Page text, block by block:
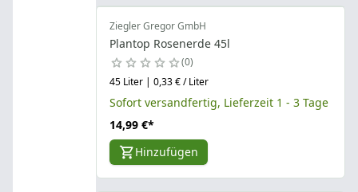
Ziegler Gregor GmbH
Plantop Rosenerde 45l
0
45 Liter | 0,33 € / Liter
Sofort versandfertig, Lieferzeit 1 - 3 Tage
14,99 €*
Hinzufügen